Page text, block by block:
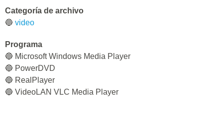
Categoría de archivo
🔵 video
Programa
🔵 Microsoft Windows Media Player
🔵 PowerDVD
🔵 RealPlayer
🔵 VideoLAN VLC Media Player